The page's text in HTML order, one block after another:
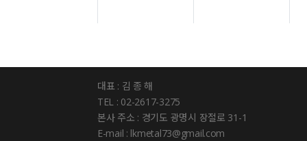
대표 : 김 종 해
TEL : 02-2617-3275
본사 주소 : 경기도 광명시 장절로 31-1
E-mail : lkmetal73@gmail.com